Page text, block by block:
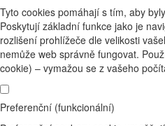
Tyto cookies pomáhají s tím, aby
Poskytují základní funkce jako je
rozlišení prohlížeče dle velikosti
nemůže web správně fungovat.
cookie) – vymažou se z vašeho
Preferenční (funkcionální)